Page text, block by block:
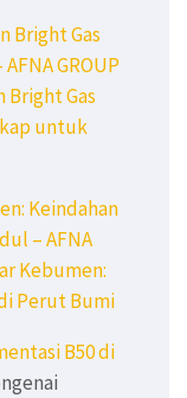
Bright Gas
GROUP
Bright Gas
untuk
Keindahan
– AFNA
Kebumen:
Perut Bumi
B50 di